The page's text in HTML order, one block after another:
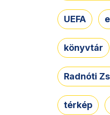
UEFA
könyvtár
Radnóti
térkép